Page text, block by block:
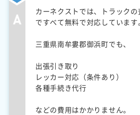
カーネクストでは、トラック
ですべて無料で対応しています。
三重県南牟婁郡御浜町でも、
出張引き取り
レッカー対応（条件あり）
各種手続き代行
などの費用はかかりません。